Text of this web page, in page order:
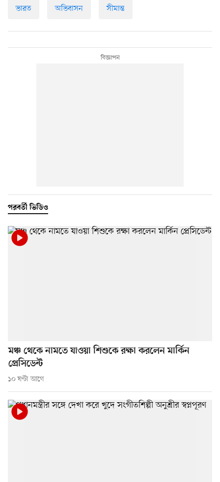
ভারত অভিবাসন সীমান্ত
পরবর্তী ভিডিও
মঞ্চ থেকে নামতে যাওয়া শিশুকে রক্ষা করলেন মার্কিন
প্রেসিডেন্ট
১০ ঘণ্টা আগে